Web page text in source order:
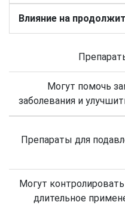
Влияние на
Могут помочь
заболевания и
Препараты для
Могут
длительное